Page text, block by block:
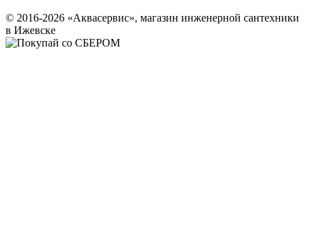
© 2016-2026 «Аквасервис», магазин инженерной сантехники
в Ижевске